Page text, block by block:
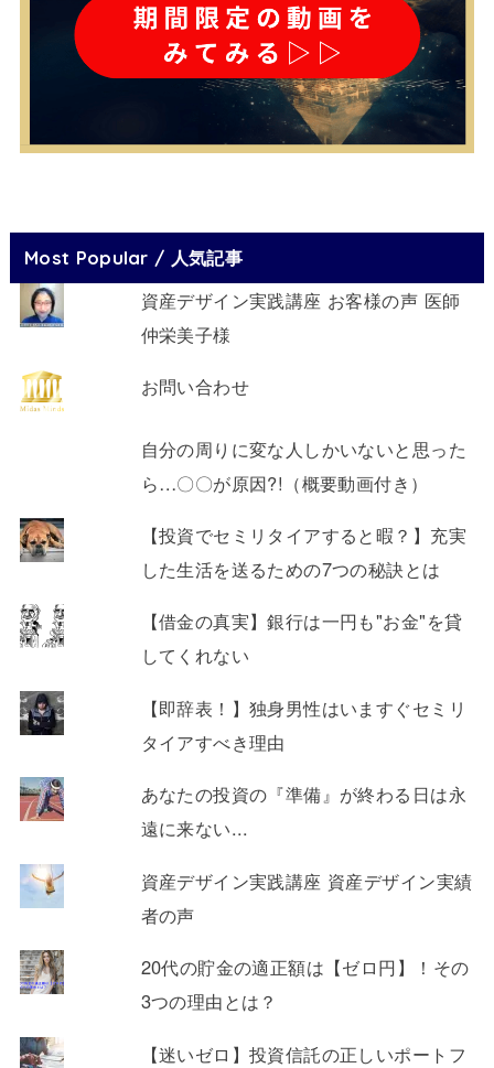
Most Popular / 人気記事
資産デザイン実践講座 お客様の声 医師
仲栄美子様
お問い合わせ
自分の周りに変な人しかいないと思った
ら…〇〇が原因?!（概要動画付き）
【投資でセミリタイアすると暇？】充実
した生活を送るための7つの秘訣とは
【借金の真実】銀行は一円も"お金"を貸
してくれない
【即辞表！】独身男性はいますぐセミリ
タイアすべき理由
あなたの投資の『準備』が終わる日は永
遠に来ない...
資産デザイン実践講座 資産デザイン実績
者の声
20代の貯金の適正額は【ゼロ円】！その
3つの理由とは？
【迷いゼロ】投資信託の正しいポートフ